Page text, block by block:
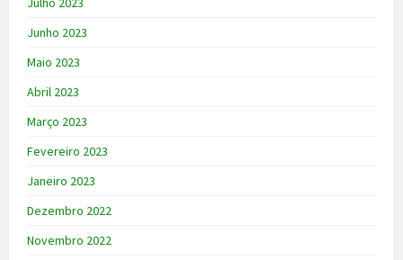
Junho 2023
Maio 2023
Abril 2023
Março 2023
Fevereiro 2023
Janeiro 2023
Dezembro 2022
Novembro 2022